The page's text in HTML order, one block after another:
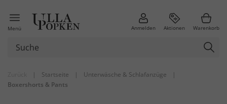
Menü Anmelden Aktionen Warenkorb
| Startseite | Unterwäsche & Schlafanzüge
|
Boxershorts & Pants